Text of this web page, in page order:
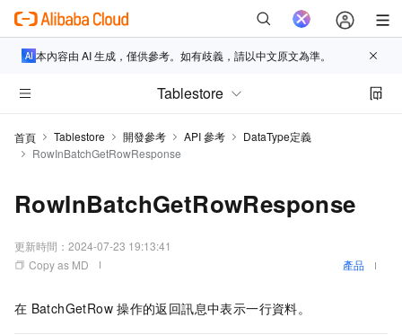
本內容由 AI 生成，僅供參考。如有歧義，請以中文原文為準。
Tablestore
首頁 Tablestore 開發參考 API 參考
DataType定義
RowInBatchGetRowResponse
RowInBatchGetRowResponse
更新時間： 2024-07-23 19:13:41
Copy as MD
產品
在 BatchGetRow 操作的返回訊息中表示一行資料。